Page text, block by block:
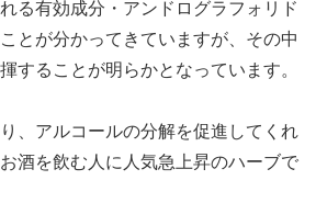
る有効成分・アンドログラフォリド
とが分かってきていますが、その中
することが明らかとなっています。
、アルコールの分解を促進してくれ
酒を飲む人に人気急上昇のハーブで